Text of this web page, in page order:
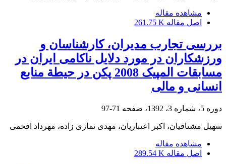
مشاهده مقاله
اصل مقاله 261.75 K
بررسی تجارب مدیران، کارشناسان و
ورزشکاران در مورد دلایل ناکامی ایران در
مسابقات المپیک 2008 پکن در حیطة منابع
انسانی و مالی
دوره 5، شماره 3، 1392، صفحه 71-97
سهیل مشتاقیان، اکبر اعتباریان، مهدی نمازی زاده، مهرداد افخمی
مشاهده مقاله
اصل مقاله 289.54 K